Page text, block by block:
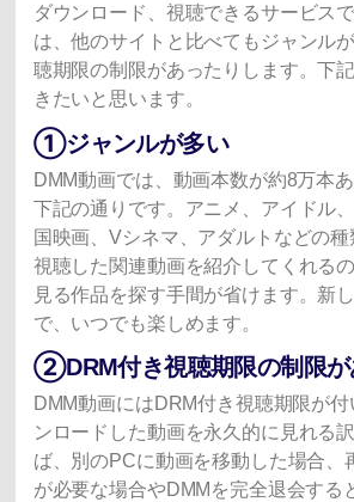
ダウンロード、視聴できるサービス
は、他のサイトと比べてもジャンル
聴期限の制限があったりします。下
きたいと思います。
①ジャンルが多い
DMM動画では、動画本数が約8万本
下記の通りです。アニメ、アイドル
国映画、Vシネマ、アダルトなどの種
視聴した関連動画を紹介してくれる
見る作品を探す手間が省けます。新
で、いつでも楽しめます。
➁DRM付き視聴期限の制限が
DMM動画にはDRM付き視聴期限が
ンロードした動画を永久的に見れる
ば、別のPCに動画を移動した場合、
が必要な場合やDMMを完全退会する